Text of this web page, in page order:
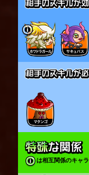
は相互関係のキャ